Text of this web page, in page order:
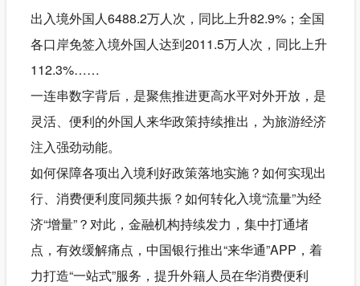
出入境外国人6488.2万人次，同比上升82.9%；全国
各口岸免签入境外国人达到2011.5万人次，同比上升
112.3%……
一连串数字背后，是聚焦推进更高水平对外开放，是
灵活、便利的外国人来华政策持续推出，为旅游经济
注入强劲动能。
如何保障各项出入境利好政策落地实施？如何实现出
行、消费便利度同频共振？如何转化入境“流量”为经
济“增量”？对此，金融机构持续发力，集中打通堵
点，有效缓解痛点，中国银行推出“来华通”APP，着
力打造“一站式”服务，提升外籍人员在华消费便利